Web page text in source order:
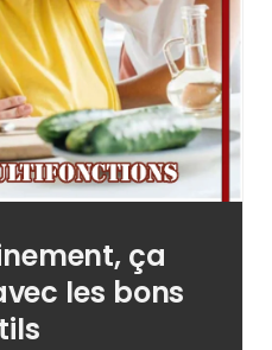
ça
les bons